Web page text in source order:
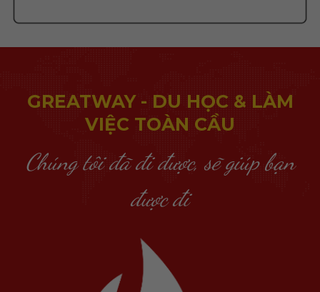
GREATWAY - DU HỌC & LÀM
VIỆC TOÀN CẦU
Chúng tôi đã đi được, sẽ giúp bạn
được đi